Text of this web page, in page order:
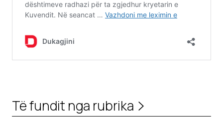
Të fundit nga rubrika